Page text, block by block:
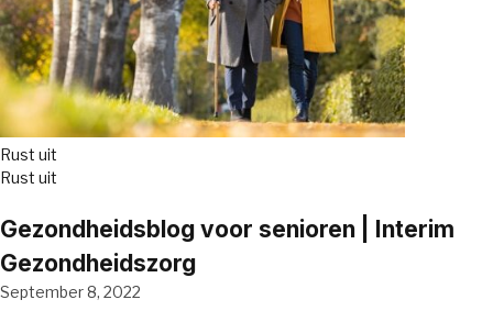
Rust uit
Rust uit
Gezondheidsblog voor senioren | Interim
Gezondheidszorg
September 8, 2022